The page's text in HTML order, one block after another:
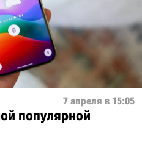
7 апреля в 15:05
популярной